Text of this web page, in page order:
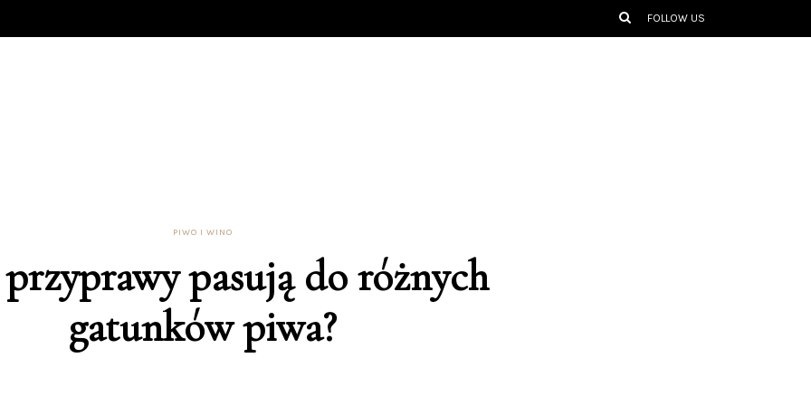
FOLLOW US
PIWO I WINO
przyprawy pasują do różnych
gatunków piwa?